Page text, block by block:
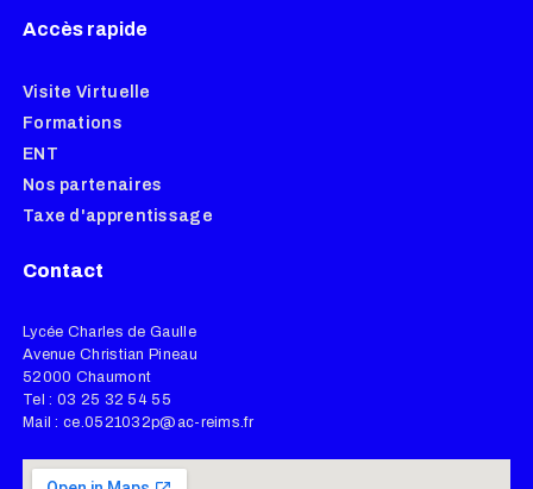
Accès rapide
Visite Virtuelle
Formations
ENT
Nos partenaires
Taxe d'apprentissage
Contact
Lycée Charles de Gaulle
Avenue Christian Pineau
52000 Chaumont
Tel : 03 25 32 54 55
Mail : ce.0521032p@ac-reims.fr